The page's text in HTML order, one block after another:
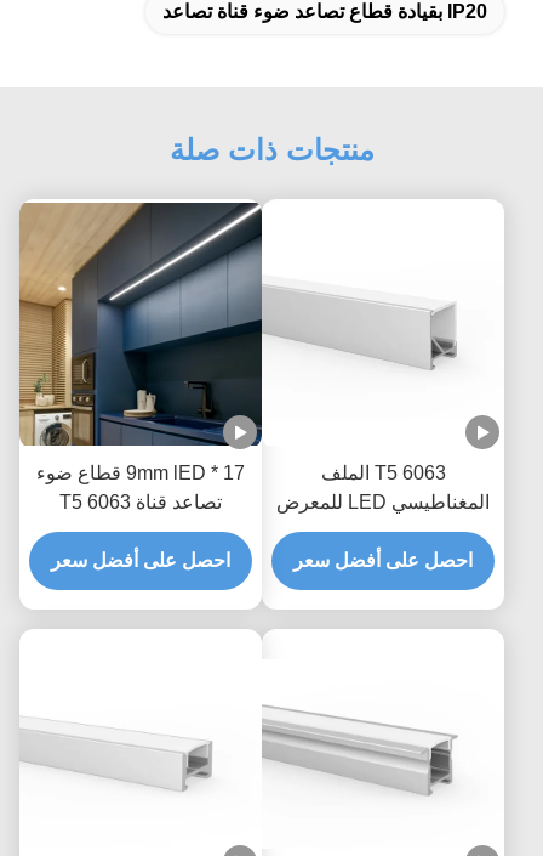
IP20 بقيادة قطاع تصاعد ضوء قناة تصاعد
منتجات ذات صلة
6063 T5 الملف
المغناطيسي LED للمعرض
الفني للمكتب التجاري
المنزلي
احصل على أفضل سعر
17 * 9mm lED قطاع ضوء
تصاعد قناة 6063 T5
الألومنيوم الشخصي
احصل على أفضل سعر